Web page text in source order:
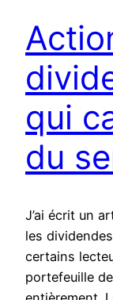
qui
du
J’ai écrit un
les
certains
portefeuille